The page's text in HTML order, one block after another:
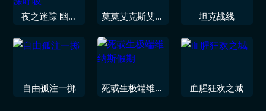
夜之迷踪 幽灵
深呼吸
莫莫艾克斯艾尔
坦克战线
自由孤注一掷
死或生极端维纳
血腥狂欢之城